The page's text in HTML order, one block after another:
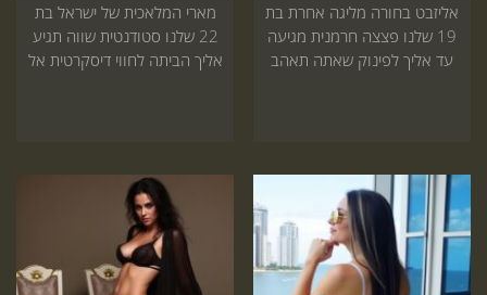
אליזבט בחורה מליגה אחרת בת
19 שלנו פצצה חרמנית מגיעה
עד אליך לפינוק שאתה תאהב
מארי המלאכית של ישראל בת
22 שלנו סטודנטית שווה תגיע
אליך הביתה לחווי דיסקרטית אל